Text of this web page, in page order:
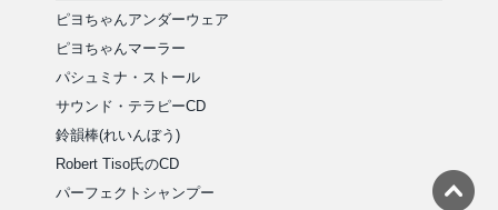
ピヨちゃんアンダーウェア
ピヨちゃんマーラー
パシュミナ・ストール
サウンド・テラピーCD
鈴韻棒(れいんぼう)
Robert Tiso氏のCD
パーフェクトシャンプー